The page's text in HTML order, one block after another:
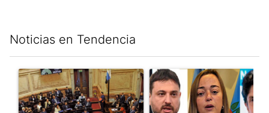
Noticias en Tendencia
Un artículo de tendencia con el título "Qué queda de la ley de
Un artículo de tendencia con